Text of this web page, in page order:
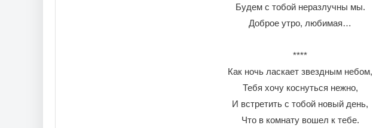
Будем с тобой неразлучны мы.
Доброе утро, любимая…
****
Как ночь ласкает звездным небом,
Тебя хочу коснуться нежно,
И встретить с тобой новый день,
Что в комнату вошел к тебе.